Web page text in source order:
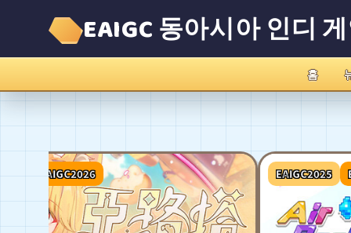
EAIGC 동아시아 인디
홈
EAIGC2026 EAIGC2025